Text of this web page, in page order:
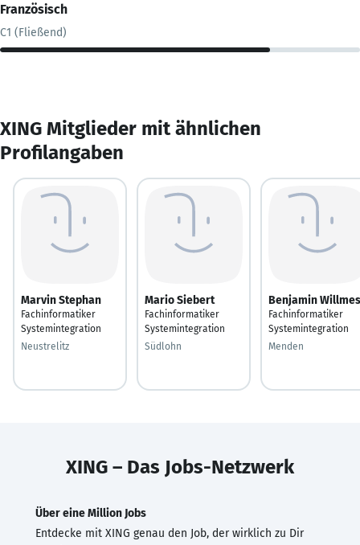
Französisch
C1 (Fließend)
XING Mitglieder mit ähnlichen
Profilangaben
Marvin Stephan
Fachinformatiker
Systemintegration
Neustrelitz
Mario Siebert
Fachinformatiker
Systemintegration
Südlohn
Benjamin Willmes
Fachinformatiker
Systemintegration
Menden
XING – Das Jobs-Netzwerk
Über eine Million Jobs
Entdecke mit XING genau den Job, der wirklich zu Dir